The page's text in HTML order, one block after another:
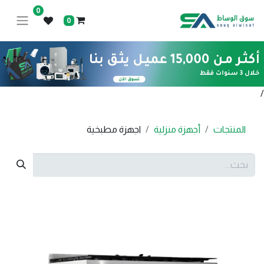
0
0
/
المنتجات أجهزة منزلية اجهزة مطبخية